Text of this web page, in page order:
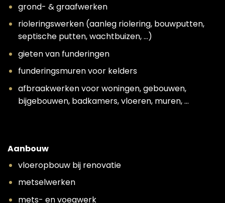
grond- & graafwerken
rioleringswerken (aanleg riolering, bouwputten,
septische putten, wachtbuizen, …)
gieten van funderingen
funderingsmuren voor kelders
afbraakwerken voor woningen, gebouwen,
bijgebouwen, badkamers, vloeren, muren, …
Aanbouw
vloeropbouw bij renovatie
metselwerken
mets- en voegwerk